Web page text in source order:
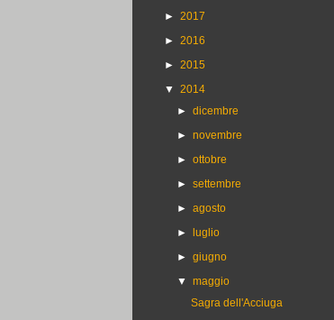
► 2017
► 2016
► 2015
▼ 2014
►dicembre
►novembre
►ottobre
►settembre
►agosto
►
luglio
►giugno
▼maggio
Sagra dell'Acciuga